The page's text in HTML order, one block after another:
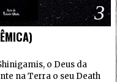
3
o Deus da
na Terra o seu Death